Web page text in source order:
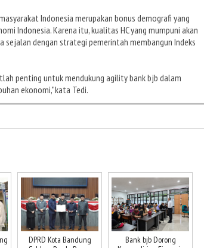
Indonesia merupakan bonus demografi yang
Indonesia. Karena itu, kualitas HC yang mumpuni akan
dengan strategi pemerintah membangun Indeks
penting untuk mendukung agility bank bjb dalam
ekonomi," kata Tedi.
DPRD Kota Bandung
Bank bjb Dorong